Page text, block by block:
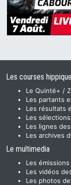
Les courses
Le Quinté+ /
Les partants
Les résultats
Les
Les lignes
Les archives
Le multimedia
Les
Les vidéos
Les photos